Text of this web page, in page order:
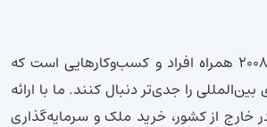
پالیز کمپانی از سال ۲۰۰۸ همراه افراد و کسب‌وکارهایی است که
را جدی‌تر دنبال کنند. ما با ارائه
از کشور، خرید ملک و سرمایه‌گذاری